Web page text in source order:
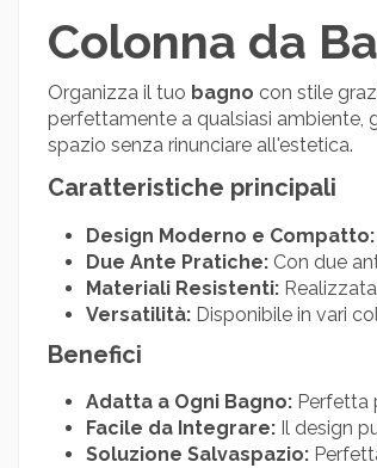
Colonna da
Organizza il tuo bagno con stile
perfettamente a qualsiasi ambiente,
spazio senza rinunciare all'estetica.
Caratteristiche principali
Design Moderno e Compatto:
Due Ante Pratiche: Con due
Materiali Resistenti:
Versatilità: Disponibile in vari
Benefici
Adatta a Ogni Bagno: Perfetta
Facile da Integrare: Il design
Soluzione Salvaspazio: